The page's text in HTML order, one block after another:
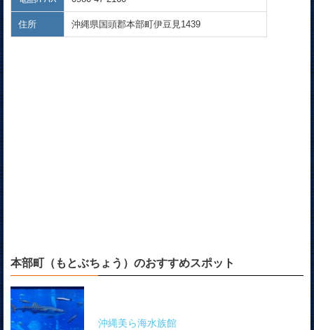
住所 沖縄県国頭郡本部町伊豆見1439
本部町（もとぶちょう）のおすすめスポット
沖縄美ら海水族館